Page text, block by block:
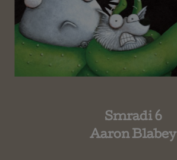
Smradi 6
Aaron Blabey